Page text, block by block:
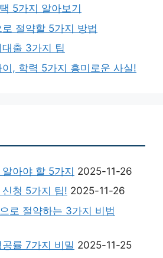
5가지 알아보기
절약할 5가지 방법
출 3가지 팁
, 학력 5가지 흥미로운 사실!
아야 할 5가지 2025-11-26
청 5가지 팁! 2025-11-26
로 절약하는 3가지 비법
률 7가지 비밀 2025-11-25